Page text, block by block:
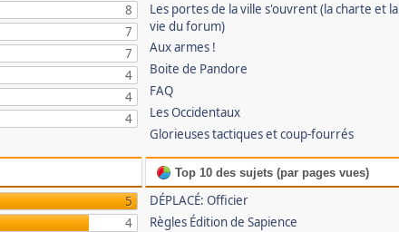
8
7
7
4
4
4
Les portes de la ville s'ouvrent (la charte et la
vie du forum)
Aux armes !
Boite de Pandore
FAQ
Les Occidentaux
Glorieuses tactiques et coup-fourrés
5
4
Top 10 des sujets (par pages vues)
DÉPLACÉ: Officier
Règles Édition de Sapience